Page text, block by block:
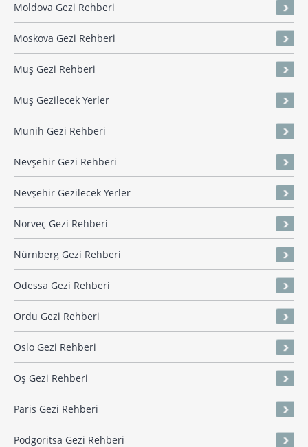
Moldova Gezi Rehberi
Moskova Gezi Rehberi
Muş Gezi Rehberi
Muş Gezilecek Yerler
Münih Gezi Rehberi
Nevşehir Gezi Rehberi
Nevşehir Gezilecek Yerler
Norveç Gezi Rehberi
Nürnberg Gezi Rehberi
Odessa Gezi Rehberi
Ordu Gezi Rehberi
Oslo Gezi Rehberi
Oş Gezi Rehberi
Paris Gezi Rehberi
Podgoritsa Gezi Rehberi